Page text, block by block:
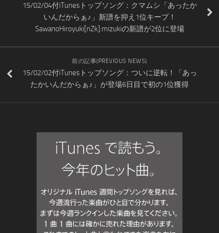
15/02/04付iTunesトップソング：クマムシ「あったか
いんだからぁ♪」新譜を抑え1位キープ！
SawanoHiroyuki[nZk]:mizukiの新譜が2位に登場
前の記事(PREVIOUS NEWS)
15/02/02付iTunesトップソング：ついに逆転！「あっ
たかいんだからぁ♪」が登場6日目で初の1位獲得